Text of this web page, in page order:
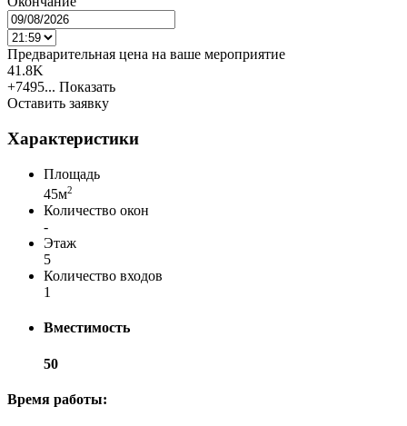
Предварительная цена на ваше мероприятие
41.8K
+7495... Показать
Оставить заявку
Характеристики
Площадь
45м2
Количество окон
-
Этаж
5
Количество входов
1
Вместимость
50
Время работы: